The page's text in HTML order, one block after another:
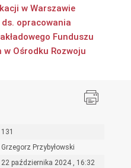
w Warszawie
ds. opracowania
Funduszu
Ośrodku Rozwoju
131
Grzegorz Przybyłowski
22 października 2024 , 16:32